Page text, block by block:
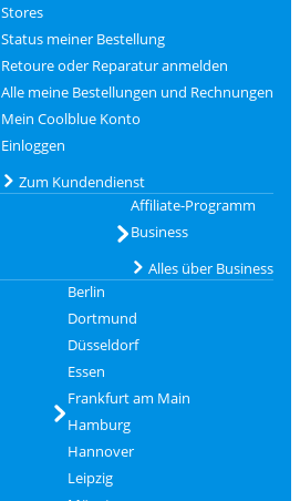
Stores
Status meiner Bestellung
Retoure oder Reparatur anmelden
Alle meine Bestellungen und Rechnungen
Mein Coolblue Konto
Einloggen
Zum Kundendienst
Affiliate-Programm
Business
Alles über Business
Berlin
Dortmund
Düsseldorf
Essen
Frankfurt am Main
Hamburg
Hannover
Leipzig